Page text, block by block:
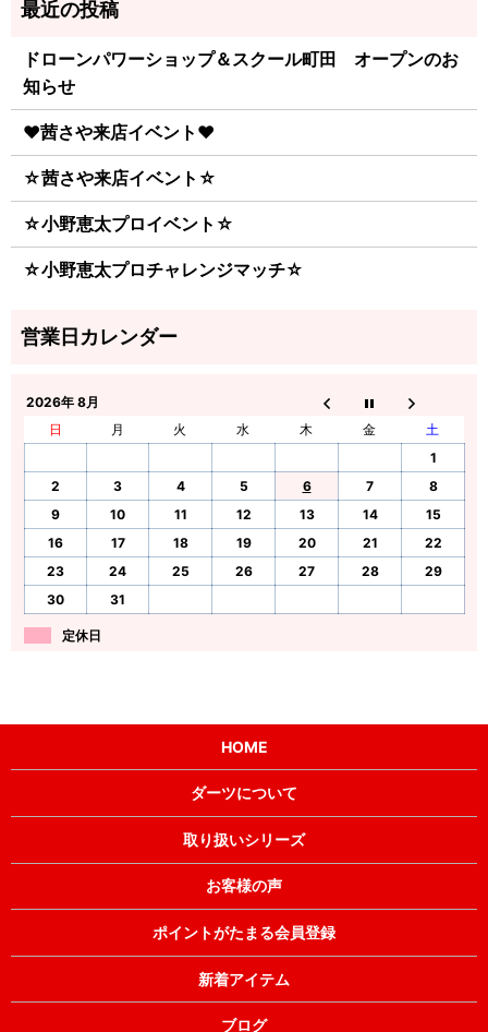
ドローンパワーショップ＆スクール町田 オープンのお
知らせ
♥茜さや来店イベント♥
☆茜さや来店イベント☆
☆小野恵太プロイベント☆
☆小野恵太プロチャレンジマッチ☆
2026年 8月
日
月 火 水 木 金
土
1
2
3 4 5 6 7
8
9
10 11 12 13 14
15
16
17 18 19 20 21
22
23
24 25 26 27 28
29
30
31
定休日
HOME
ダーツについて
取り扱いシリーズ
お客様の声
ポイントがたまる会員登録
新着アイテム
ブログ